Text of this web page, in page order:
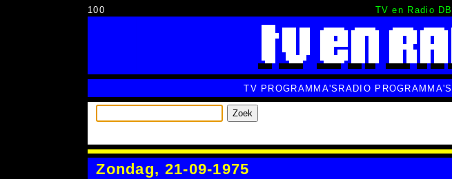
100 TV en Radio DB
TV PROGRAMMA'S RADIO PROGRAMMA'S
Zoek
Zondag, 21-09-1975